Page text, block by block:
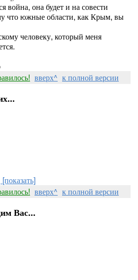
война, она будет и на совести
что южные области, как Крым, вы
человеку, который меня
вверх^ к полной версии
[показать]
вверх^ к полной версии
Вас...